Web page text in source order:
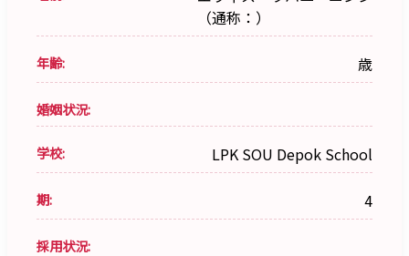
（通称：）
年齢: 歳
婚姻状況:
学校: LPK SOU Depok School
期: 4
採用状況: